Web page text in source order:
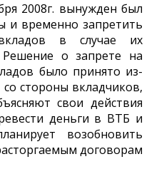
2008г. вынужден был
и временно запретить
в случае их
Решение о запрете на
было принято из-
стороны вкладчиков,
свои действия
деньги в ВТБ и
возобновить
договорам